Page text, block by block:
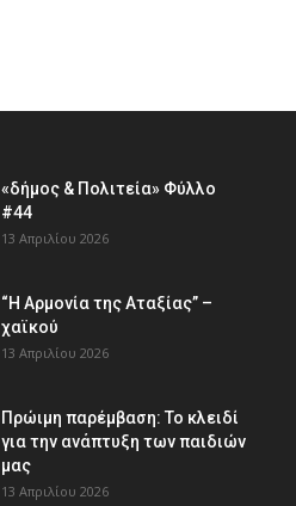
«δήμος & Πολιτεία» Φύλλο
#44
13 Απριλίου 2026
“Η Αρμονία της Αταξίας” –
χαϊκού
13 Απριλίου 2026
Πρώιμη παρέμβαση: Το κλειδί
για την ανάπτυξη των παιδιών
µας
13 Απριλίου 2026